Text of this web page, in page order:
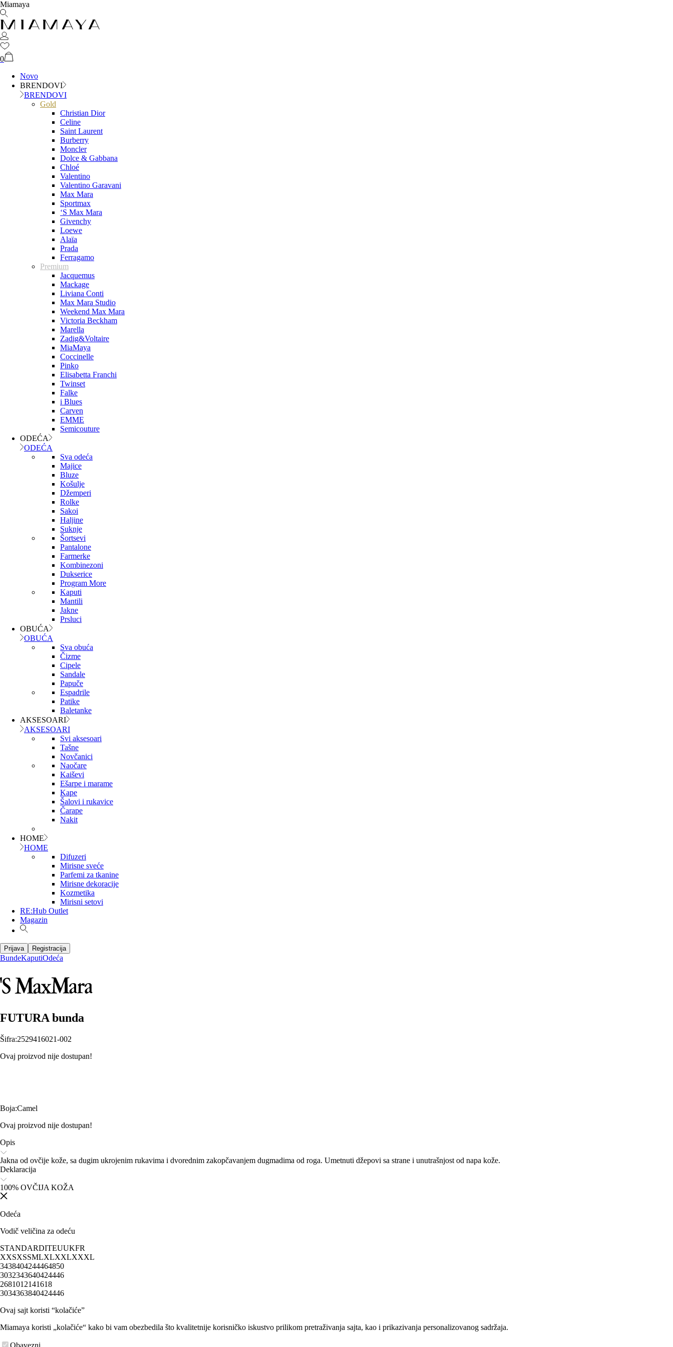
Miamaya
0
Novo
BRENDOVI
BRENDOVI
Gold
Christian Dior
Celine
Saint Laurent
Burberry
Moncler
Dolce & Gabbana
Chloé
Valentino
Valentino Garavani
Max Mara
Sportmax
‘S Max Mara
Givenchy
Loewe
Alaïa
Prada
Ferragamo
Premium
Jacquemus
Mackage
Liviana Conti
Max Mara Studio
Weekend Max Mara
Victoria Beckham
Marella
Zadig&Voltaire
MiaMaya
Coccinelle
Pinko
Elisabetta Franchi
Twinset
Falke
i Blues
Carven
EMME
Semicouture
ODEĆA
ODEĆA
Sva odeća
Majice
Bluze
Košulje
Džemperi
Rolke
Sakoi
Haljine
Suknje
Šortsevi
Pantalone
Farmerke
Kombinezoni
Dukserice
Program More
Kaputi
Mantili
Jakne
Prsluci
OBUĆA
OBUĆA
Sva obuća
Čizme
Cipele
Sandale
Papuče
Espadrile
Patike
Baletanke
AKSESOARI
AKSESOARI
Svi aksesoari
Tašne
Novčanici
Naočare
Kaiševi
Ešarpe i marame
Kape
Šalovi i rukavice
Čarape
Nakit
HOME
HOME
Difuzeri
Mirisne sveće
Parfemi za tkanine
Mirisne dekoracije
Kozmetika
Mirisni setovi
RE:Hub Outlet
Magazin
Prijava Registracija
BundeKaputiOdeća
FUTURA bunda
Šifra:2529416021-002
Ovaj proizvod nije dostupan!
Boja:Camel
Ovaj proizvod nije dostupan!
Opis
Jakna od ovčije kože, sa dugim ukrojenim rukavima i dvorednim zakopčavanjem dugmadima od roga. Umetnuti džepovi sa strane i unutrašnjost od napa kože.
Deklaracija
100% OVČIJA KOŽA
Odeća
Vodič veličina za odeću
STANDARDITEUUKFR
XXSXSSMLXLXXLXXXL
3438404244464850
3032343640424446
2681012141618
3034363840424446
Ovaj sajt koristi “kolačiće”
Miamaya koristi „kolačiće“ kako bi vam obezbedila što kvalitetnije korisničko iskustvo prilikom pretraživanja sajta, kao i prikazivanja personalizovanog sadržaja.
Obavezni